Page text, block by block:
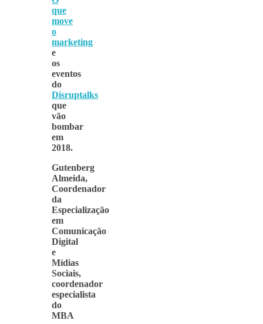
que
move
o
marketing
e
os
eventos
do
Disruptalks
que
vão
bombar
em
2018.
Gutenberg
Almeida,
Coordenador
da
Especialização
em
Comunicação
Digital
e
Mídias
Sociais,
coordenador
especialista
do
MBA